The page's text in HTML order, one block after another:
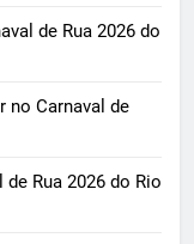
de Rua 2026 do
no Carnaval de
Rua 2026 do Rio